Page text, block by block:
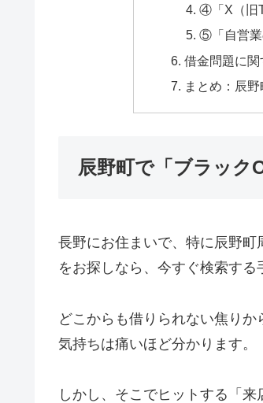
④「X（旧
⑤「自営業
借金問題に
まとめ：辰
辰野町で「ブラック
長野にお住まいで、特に辰野町
をお探しなら、今すぐ検索する
どこからも借りられない焦り
気持ちは痛いほど分かります。
しかし、そこでヒットする「